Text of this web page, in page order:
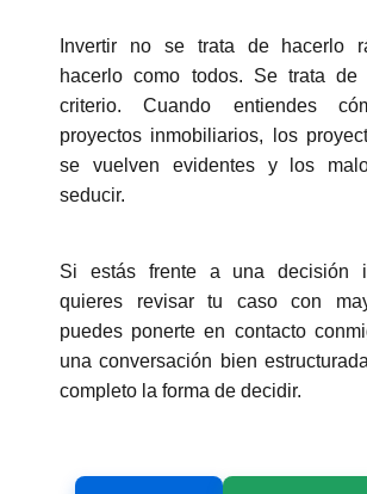
Invertir no se trata de hacerlo
hacerlo como todos. Se trata de
criterio. Cuando entiendes
proyectos inmobiliarios, los
se vuelven evidentes y los
seducir.
Si estás frente a una decisión
quieres revisar tu caso con
puedes ponerte en contacto
una conversación bien
completo la forma de decidir.